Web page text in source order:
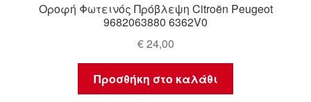
Οροφή Φωτεινός Πρόβλεψη Citroën Peugeot
9682063880 6362V0
€24,00
Προσθήκη στο καλάθι